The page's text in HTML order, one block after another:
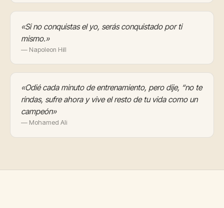
«Si no conquistas el yo, serás conquistado por ti
mismo.»
— Napoleon Hill
«Odié cada minuto de entrenamiento, pero dije, “no te
rindas, sufre ahora y vive el resto de tu vida como un
campeón»
— Mohamed Ali